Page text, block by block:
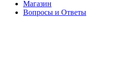
Магазин
Вопросы и Ответы